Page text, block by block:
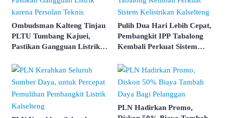
Ombudsman Kalteng Tinjau
PLTU Tumbang Kajuei,
Pastikan Gangguan Listrik
Pulih Dua Hari Lebih Cepat,
Pembangkit IPP Tabalong
Kembali Perkuat Sistem
PLN Hadirkan Promo,